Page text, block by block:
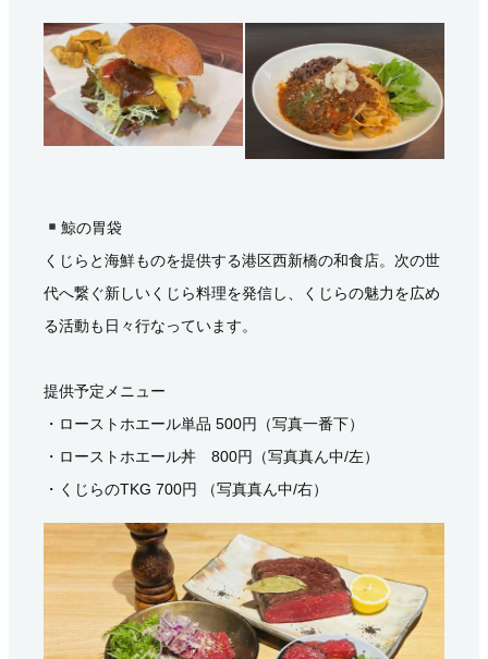
鯨の胃袋
くじらと海鮮ものを提供する港区西新橋の和食店。次の世
代へ繋ぐ新しいくじら料理を発信し、くじらの魅力を広め
る活動も日々行なっています。
提供予定メニュー
・ローストホエール単品 500円（写真一番下）
・ローストホエール丼 800円（写真真ん中/左）
・くじらのTKG 700円 （写真真ん中/右）